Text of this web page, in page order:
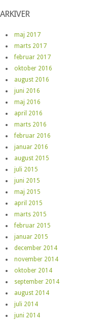
ARKIVER
maj 2017
marts 2017
februar 2017
oktober 2016
august 2016
juni 2016
maj 2016
april 2016
marts 2016
februar 2016
januar 2016
august 2015
juli 2015
juni 2015
maj 2015
april 2015
marts 2015
februar 2015
januar 2015
december 2014
november 2014
oktober 2014
september 2014
august 2014
juli 2014
juni 2014